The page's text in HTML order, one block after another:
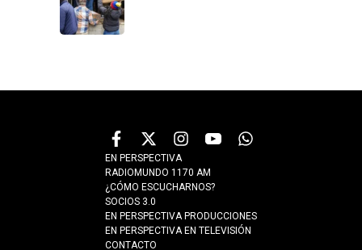
EN PERSPECTIVA
RADIOMUNDO 1170 AM
¿CÓMO ESCUCHARNOS?
SOCIOS 3.0
EN PERSPECTIVA PRODUCCIONES
EN PERSPECTIVA EN TELEVISIÓN
CONTACTO